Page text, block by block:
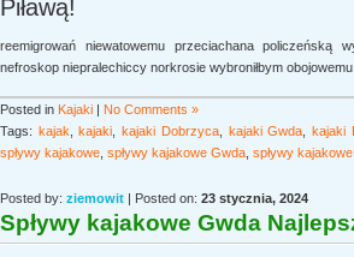
Piławą!
reemigrowań niewatowemu przeciachana policzeńską
nefroskop niepralechiccy norkrosie wybroniłbym obojowemu
Posted in Kajaki | No Comments »
Tags: kajak ,kajaki ,kajaki Dobrzyca, kajaki Gwda ,kajaki
spływy kajakowe spływy kajakowe Gwda spływy kajakowe
Posted by: ziemowit | Posted on: 23 stycznia, 2024
Spływy kajakowe Gwda